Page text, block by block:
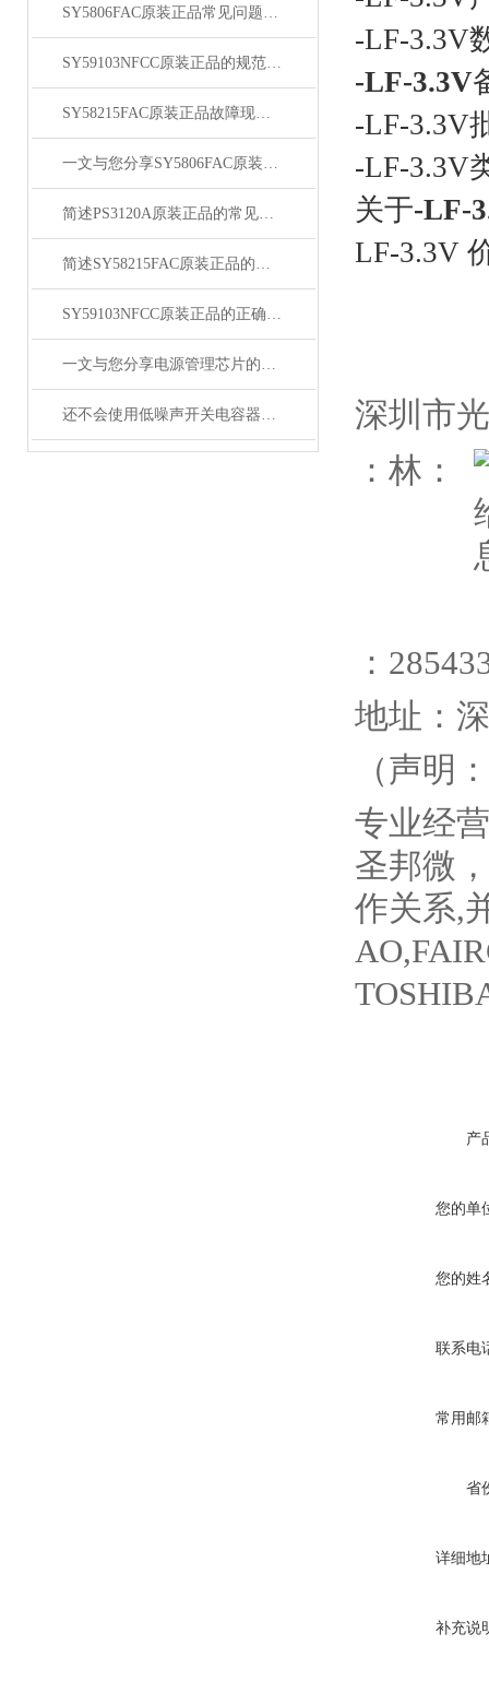
SY5806FAC原装正品常见问题及对应解决办法大公开
SY59103NFCC原装正品的规范存放管理体系介绍
SY58215FAC原装正品故障现象相应的解决方法介绍
一文与您分享SY5806FAC原装正品的常见问题相应解决方法
简述PS3120A原装正品的常见故障相应解决方法
简述SY58215FAC原装正品的正确安装方法
SY59103NFCC原装正品的正确维护保养方法分享
一文与您分享电源管理芯片的维护保养方法
还不会使用低噪声开关电容器？进来看
-LF-3.3V
-LF-3.3V
-LF-3.3V
-LF-3.3V
关于-LF-
LF-3.3V
深圳市
：林：
：
地址：
（声明
专业经
圣邦微
作关系,
产
您的单
您的姓
联系电
常用邮
省
详细地
补充说